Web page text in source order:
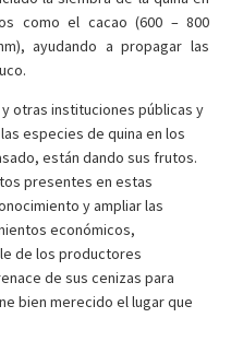
como el cacao (600 – 800
ayudando a propagar las
otras instituciones públicas y
especies de quina en los
están dando sus frutos.
presentes en estas
y ampliar las
económicos,
de los productores
de sus cenizas para
bien merecido el lugar que